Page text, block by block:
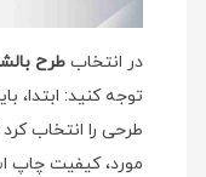
در انتخاب طرح
توجه کنید: ابتدا،
طرحی را انتخاب
مورد، کیفیت چاپ